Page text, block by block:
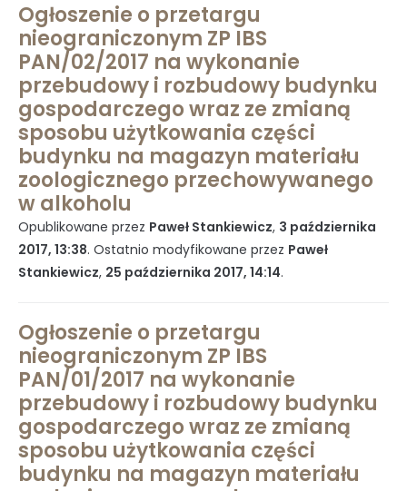
Standardy Ochrony Małoletnich w
Instytucie Biologii Ssaków PAN
Sprawozdania z działalności naukowej
Postępowania ws nadania stopnia
doktora
Dziennik rejestru zmian
Udostępnianie informacji publicznej
Ogłoszenie o przetargu
nieograniczonym ZP IBS
PAN/02/2017 na wykonanie
przebudowy i rozbudowy budynku
gospodarczego wraz ze zmianą
sposobu użytkowania części
budynku na magazyn materiału
zoologicznego przechowywanego
w alkoholu
Opublikowane przez Paweł Stankiewicz, 3 października
2017, 13:38. Ostatnio modyfikowane przez Paweł
Stankiewicz, 25 października 2017, 14:14.
Ogłoszenie o przetargu
nieograniczonym ZP IBS
PAN/01/2017 na wykonanie
przebudowy i rozbudowy budynku
gospodarczego wraz ze zmianą
sposobu użytkowania części
budynku na magazyn materiału